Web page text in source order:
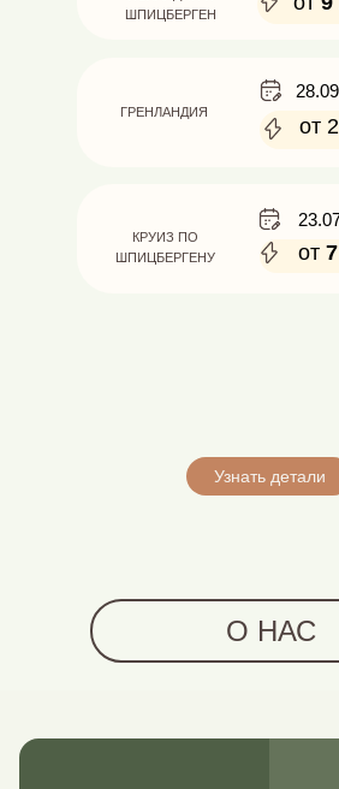
ШПИЦБЕРГЕН
ГРЕНЛАНДИЯ
КРУИЗ ПО
ШПИЦБЕРГЕНУ
от
от
Узнать детали
О НАС